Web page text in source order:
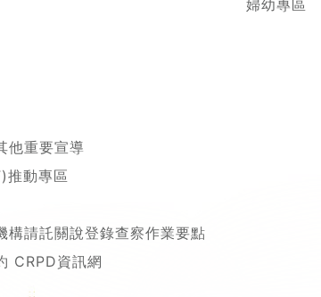
他重要宣導
推動專區
構請託關說登錄查察作業要點
CRPD資訊網
婦幼專區